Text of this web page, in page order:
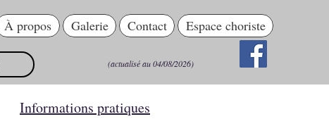
À propos Galerie Contact Espace choriste
(actualisé au 04/08/2026)
Informations pratiques